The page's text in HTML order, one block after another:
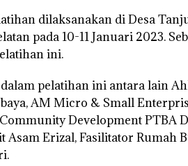
dilaksanakan di Desa
pada 10-11 Januari 2023.
ini.
pelatihan ini antara lain
AM Micro & Small
Development PTBA
Asam Erizal, Fasilitator Rumah